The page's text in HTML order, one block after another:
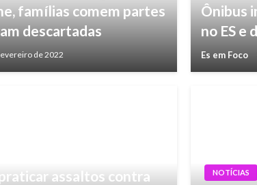
famílias comem partes
descartadas
de 2022
Ônibus
no ES e
Es em Foco
assaltos contra
NOTÍCIAS